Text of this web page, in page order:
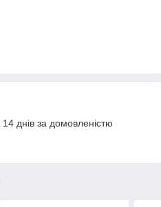
днів за домовленістю